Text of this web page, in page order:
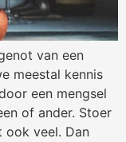
van een
meestal kennis
een mengsel
of ander. Stoer
ook veel. Dan